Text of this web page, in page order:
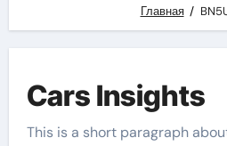
Главная
Cars Insights
This is a short paragraph